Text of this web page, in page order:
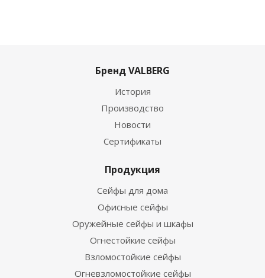
Бренд VALBERG
История
Производство
Новости
Сертификаты
Продукция
Сейфы для дома
Офисные сейфы
Оружейные сейфы и шкафы
Огнестойкие сейфы
Взломостойкие сейфы
Огневзломостойкие сейфы